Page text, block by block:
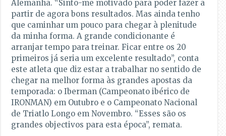
Alemanha. “Sinto-me motivado para poder fazer a
partir de agora bons resultados. Mas ainda tenho
que caminhar um pouco para chegar à plenitude
da minha forma. A grande condicionante é
arranjar tempo para treinar. Ficar entre os 20
primeiros já seria um excelente resultado”, conta
este atleta que diz estar a trabalhar no sentido de
chegar na melhor forma às grandes apostas da
temporada: o Iberman (Campeonato ibérico de
IRONMAN) em Outubro e o Campeonato Nacional
de Triatlo Longo em Novembro. “Esses são os
grandes objectivos para esta época”, remata.